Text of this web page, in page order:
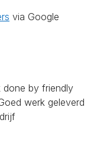
via Google
done by friendly
werk geleverd